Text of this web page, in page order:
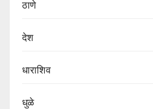
ठाणे
देश
धाराशिव
धुळे